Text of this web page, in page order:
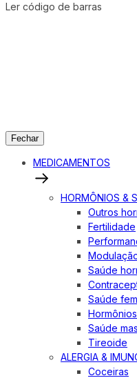
Ler código de barras
Fechar
MEDICAMENTOS
HORMÔNIOS &
Outros
Fertilidade
Saúde
Saúde
Saúde
Tireoide
ALERGIA &
Coceiras